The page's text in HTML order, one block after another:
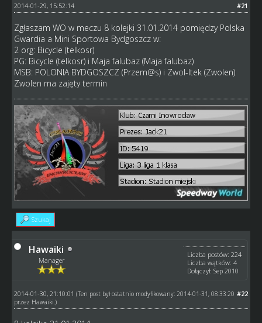
#21
2014-01-29, 15:52:14
Zgłaszam WO w meczu 8 kolejki 31.01.2014 pomiędzy Polska
Gwardia a Mini Sportowa Bydgoszcz w:
2 org: Bicycle (telkosr)
PG: Bicycle (telkosr) i Maja falubaz (Maja falubaz)
MSB: POLONIA BYDGOSZCZ (Przem@s) i Zwol-ltek (Zwolen)
Zwolen ma zajęty termin
Szukaj
Hawaiki
Manager
Liczba postów: 224
Liczba wątków: 4
Dołączył: Sep 2010
#22
2014-01-30, 21:10:01 (Ten post był ostatnio modyfikowany: 2014-01-31, 08:33:20
przez Hawaiki .)